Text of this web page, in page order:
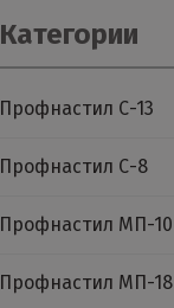
Категории
Профнастил С-13
Профнастил С-8
Профнастил МП-10
Профнастил МП-18